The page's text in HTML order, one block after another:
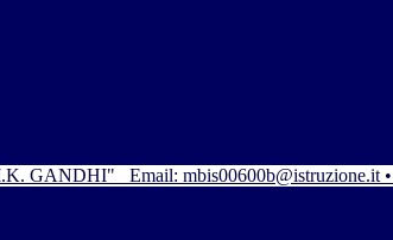
GANDHI" Email: mbis00600b@istruzione.it